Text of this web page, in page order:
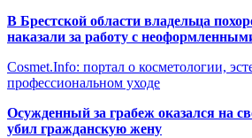
В Брестской области владельца
наказали за работу с
Cosmet.Info: портал о косметологии,
профессиональном уходе
Осужденный за грабеж оказался на
убил гражданскую жену